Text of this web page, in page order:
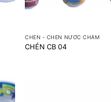
CHÉN - CHÉN NƯỚC CHẤM
CHÉN CB 04